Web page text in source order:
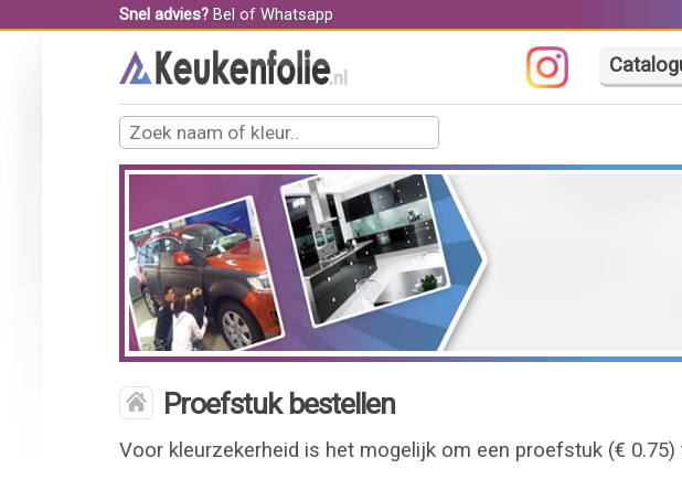
Snel advies? Belof Whatsapp
Proefstuk bestellen
Voor kleurzekerheid is het mogelijk om een proefstuk (€ 0.75)